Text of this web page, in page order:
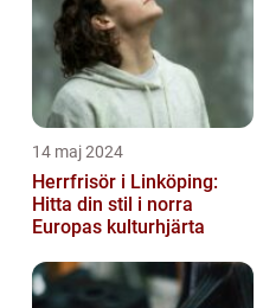
14 maj 2024
Herrfrisör i Linköping:
Hitta din stil i norra
Europas kulturhjärta